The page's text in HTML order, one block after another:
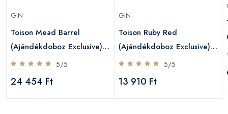
GIN
Toison Mead Barrel
(Ajándékdoboz Exclusive)
41,4% 0,7L 5/5
24 454 Ft
GIN
Toison Ruby Red
(Ajándékdoboz Exclusive)
38% 0,7L
5/5
13 910 Ft